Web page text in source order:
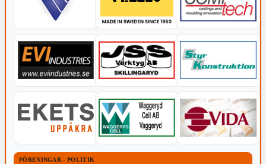
FÖRENINGAR - POLITIK